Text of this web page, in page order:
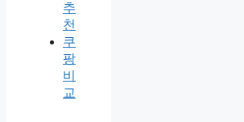
추
천
쿠
팡
비
교